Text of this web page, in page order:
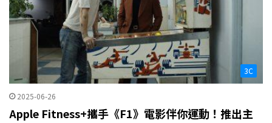
3C
2025-06-26
Apple Fitness+攜手《F1》電影伴你運動！推出主